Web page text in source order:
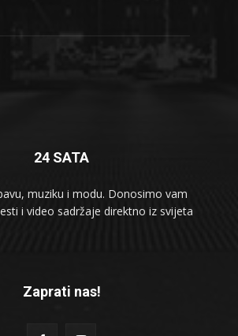
24 SATA
muziku i modu. Donosimo vam
i video sadržaje direktno iz svijeta
Zaprati nas!